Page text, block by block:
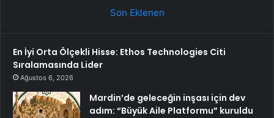
Son Eklenen
En İyi Orta Ölçekli Hisse: Ethos Technologies Citi
Sıralamasında Lider
Ağustos 6, 2026
Mardin’de geleceğin inşası için dev
adım: “Büyük Aile Platformu” kuruldu